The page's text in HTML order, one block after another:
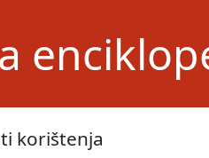
korištenja